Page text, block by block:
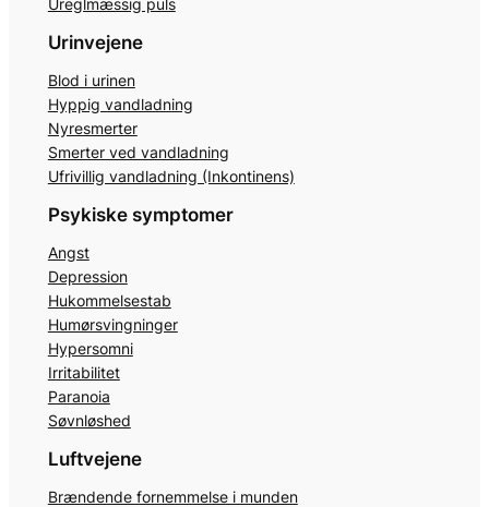
Ureglmæssig puls
Urinvejene
Blod i urinen
Hyppig vandladning
Nyresmerter
Smerter ved vandladning
Ufrivillig vandladning (Inkontinens)
Psykiske symptomer
Angst
Depression
Hukommelsestab
Humørsvingninger
Hypersomni
Irritabilitet
Paranoia
Søvnløshed
Luftvejene
Brændende fornemmelse i munden